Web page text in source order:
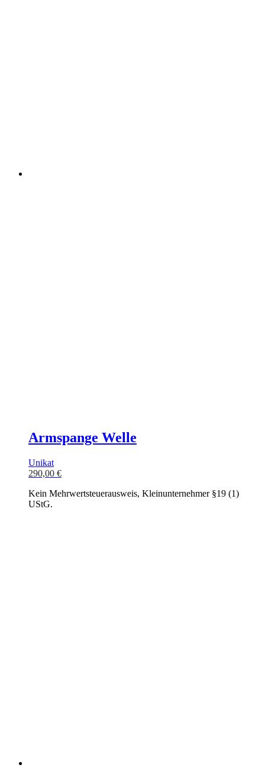
Armspange Welle
Unikat
290,00 €
Kein Mehrwertsteuerausweis, Kleinunternehmer §19 (1)
UStG.